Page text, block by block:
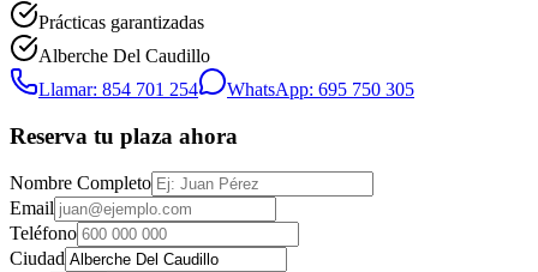
Prácticas garantizadas
Alberche Del Caudillo
Llamar: 854 701 254
WhatsApp: 695 750 305
Reserva tu plaza ahora
Nombre Completo
Email
Teléfono
Ciudad